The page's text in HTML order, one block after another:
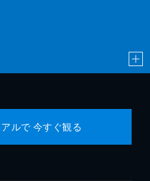
ルで 今すぐ観る